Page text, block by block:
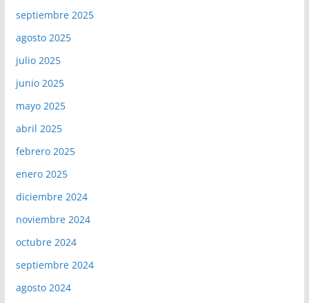
septiembre 2025
agosto 2025
julio 2025
junio 2025
mayo 2025
abril 2025
febrero 2025
enero 2025
diciembre 2024
noviembre 2024
octubre 2024
septiembre 2024
agosto 2024